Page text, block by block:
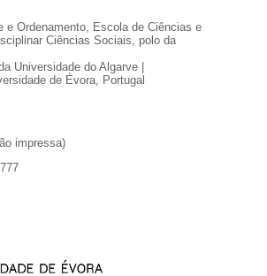
e Ordenamento, Escola de Ciências e
Ciências Sociais, polo da
Universidade do Algarve |
de Évora, Portugal
impressa)